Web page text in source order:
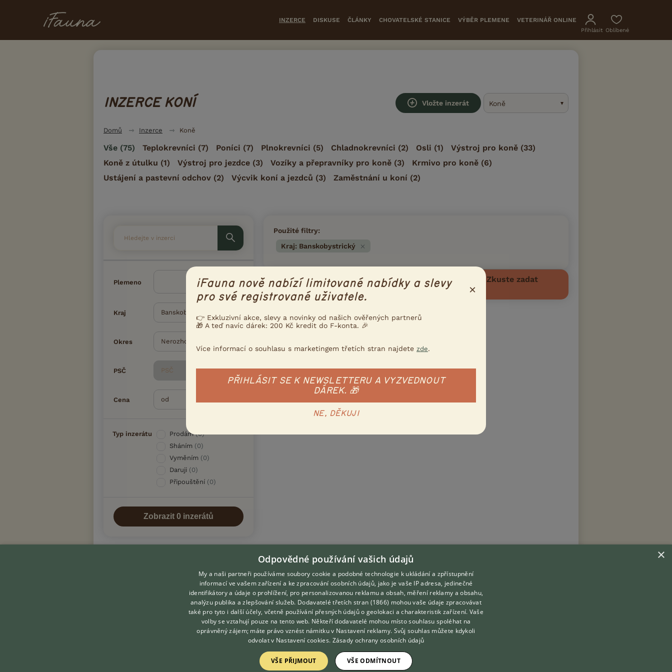
INZERCE DISKUSE ČLÁNKY CHOVATELSKÉ STANICE VÝBĚR PLEMENE VETERINÁŘ ONLINE
Přihlásit Oblíbené
INZERCE KONÍ Vložte inzerát Koně
Domů Inzerce Koně
Vše (75) Teplokrevníci (7) Poníci (7) Plnokrevníci (5) Chladnokrevníci (2) Osli (1) Výstroj pro koně (33)
Koně z útulku (1) Výstroj pro jezdce (3) Vozíky a přepravníky pro koně (3) Krmivo pro koně (6)
Ustájení a pastevní odchov (2) Výcvik koní a jezdců (3) Zaměstnání u koní (2)
Plemeno
Kraj
Okres
PSČ PSČ km
Cena
Typ inzerátu Prodám (0)
Sháním (0)
Vyměním (0)
Daruji (0)
Připouštění (0)
Použité filtry:
Kraj: Banskobystrický
Zadaným filtrům bohužel žádné inzeráty neodpovídají. Zkuste zadat
menší počet filtrů.
KONTAKT DO REDAKCE
DOMOVSKÁ STRÁNKA
INZERCE
DISKUSE
O nás
Kontakt
Možnosti zvýraznění inzerátů
Zpracování osobních údajů
iFauna nově nabízí limitované nabídky a slevy
pro své registrované uživatele.
×
👉 Exkluzivní akce, slevy a novinky od našich ověřených partnerů
🎁 A teď navíc dárek: 200 Kč kredit do F-konta. 🎉
Více informací o souhlasu s marketingem třetích stran najdete zde.
PŘIHLÁSIT SE K NEWSLETTERU A VYZVEDNOUT
DÁREK. 🎁
NE, DĚKUJI
×
Odpovědné používání vašich údajů
My a naši partneři používáme soubory cookie a podobné technologie k ukládání a zpřístupnění
informací ve vašem zařízení a ke zpracování osobních údajů, jako je vaše IP adresa, jedinečné
identifikátory a údaje o prohlížení, pro personalizovanou reklamu a obsah, měření reklamy a obsahu,
analýzu publika a zlepšování služeb. Dodavatelé třetích stran (1866) mohou vaše údaje zpracovávat
také pro tyto i další účely, včetně používání přesných údajů o geolokaci a charakteristik zařízení. Vaše
volby se vztahují pouze na tento web. Někteří dodavatelé mohou místo souhlasu spoléhat na
oprávněný zájem; máte právo vznést námitku v Nastavení reklamy. Svůj souhlas můžete kdykoli
odvolat v Nastavení cookies. Zásady ochrany osobních údajů
VŠE PŘIJMOUT VŠE ODMÍTNOUT